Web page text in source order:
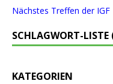
Nächstes Treffen der IGF
SCHLAGWORT-
KATEGORIEN